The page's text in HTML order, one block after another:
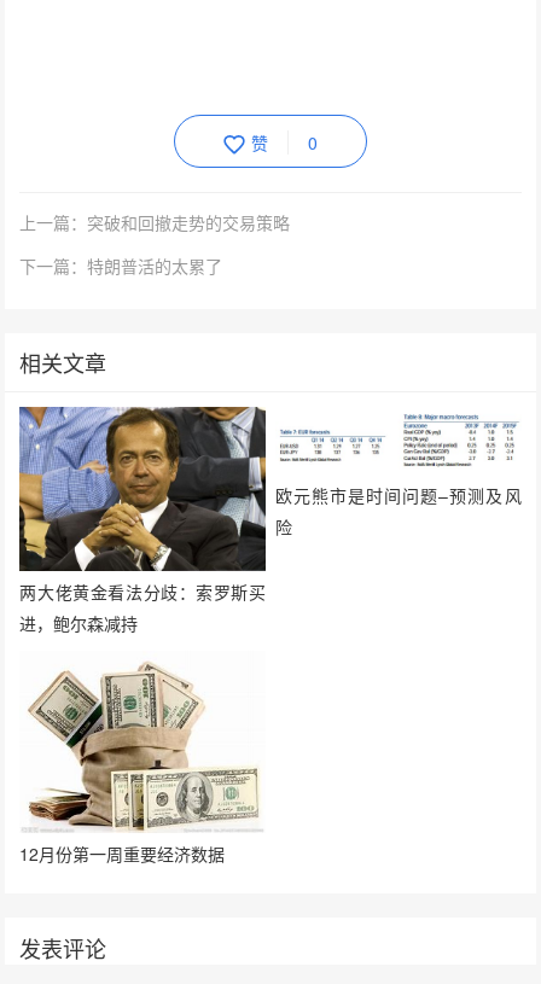
赞 0
上一篇：突破和回撤走势的交易策略
下一篇：特朗普活的太累了
相关文章
两大佬黄金看法分歧：索罗斯买
进，鲍尔森减持
欧元熊市是时间问题–预测及风
险
12月份第一周重要经济数据
发表评论